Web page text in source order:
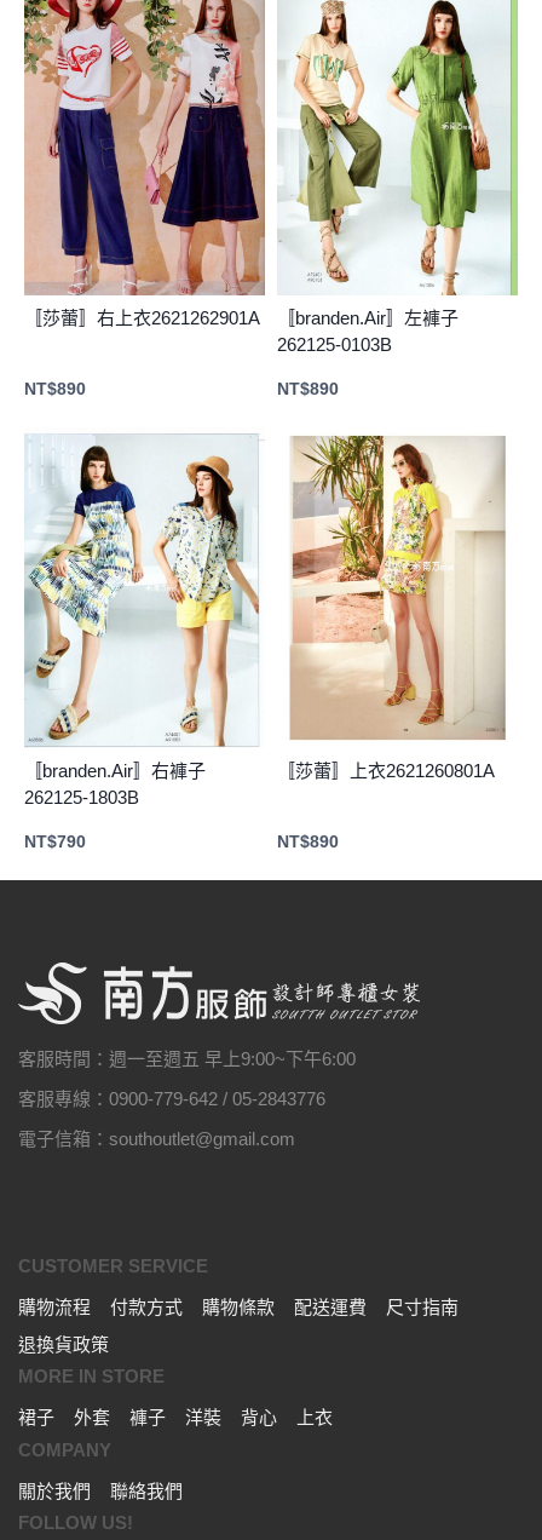
〚莎蕾〛右上衣2621262901A
NT$890
〚branden.Air〛左褲子
262125-0103B
NT$890
〚branden.Air〛右褲子
262125-1803B
NT$790
〚莎蕾〛上衣2621260801A
NT$890
客服時間：週一至週五 早上9:00~下午6:00
客服專線：0900-779-642 / 05-2843776
電子信箱：southoutlet@gmail.com
CUSTOMER SERVICE
購物流程
付款方式 購物條款 配送運費
尺寸指南
退換貨政策
MORE IN STORE
裙子
外套 褲子 洋裝 背心
上衣
COMPANY
關於我們
聯絡我們
FOLLOW US!